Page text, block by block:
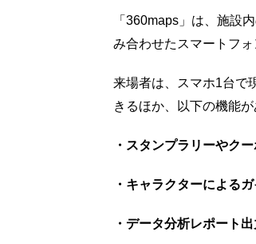
「360maps」は、施設
み合わせたスマートフ
来場者は、スマホ1台で
きるほか、以下の機能が
・スタンプラリーやク
・キャラクターによる
・データ分析レポート出